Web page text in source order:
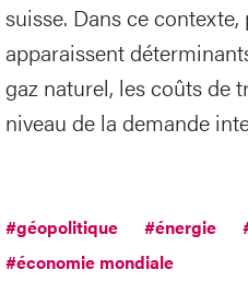
suisse. Dans ce
apparaissent
gaz naturel, les coûts de
niveau de la demande
#géopolitique #énergie
#économie mondiale